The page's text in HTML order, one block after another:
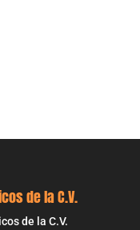
de la C.V.
de la C.V.